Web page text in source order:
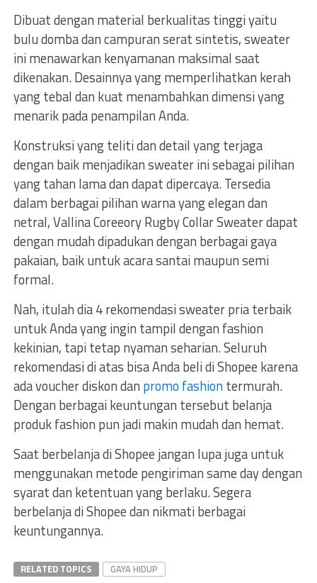
Dibuat dengan material berkualitas tinggi yaitu
bulu domba dan campuran serat sintetis, sweater
ini menawarkan kenyamanan maksimal saat
dikenakan. Desainnya yang memperlihatkan kerah
yang tebal dan kuat menambahkan dimensi yang
menarik pada penampilan Anda.
Konstruksi yang teliti dan detail yang terjaga
dengan baik menjadikan sweater ini sebagai pilihan
yang tahan lama dan dapat dipercaya. Tersedia
dalam berbagai pilihan warna yang elegan dan
netral, Vallina Coreeory Rugby Collar Sweater dapat
dengan mudah dipadukan dengan berbagai gaya
pakaian, baik untuk acara santai maupun semi
formal.
Nah, itulah dia 4 rekomendasi sweater pria terbaik
untuk Anda yang ingin tampil dengan fashion
kekinian, tapi tetap nyaman seharian. Seluruh
rekomendasi di atas bisa Anda beli di Shopee karena
ada voucher diskon dan promo fashiontermurah.
Dengan berbagai keuntungan tersebut belanja
produk fashion pun jadi makin mudah dan hemat.
Saat berbelanja di Shopee jangan lupa juga untuk
menggunakan metode pengiriman same day dengan
syarat dan ketentuan yang berlaku. Segera
berbelanja di Shopee dan nikmati berbagai
keuntungannya.
RELATED TOPICS GAYA HIDUP